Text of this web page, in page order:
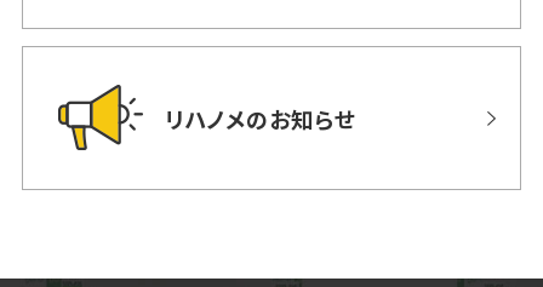
リハノメのお知らせ